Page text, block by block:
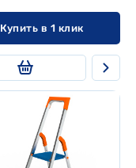
Купить в 1 клик